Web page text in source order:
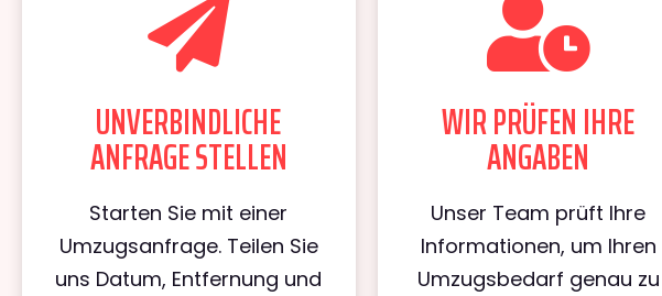
UNVERBINDLICHE
ANFRAGE STELLEN
Starten Sie mit einer
Umzugsanfrage. Teilen Sie
uns Datum, Entfernung und
WIR PRÜFEN IHRE
ANGABEN
Unser Team prüft Ihre
Informationen, um Ihren
Umzugsbedarf genau zu